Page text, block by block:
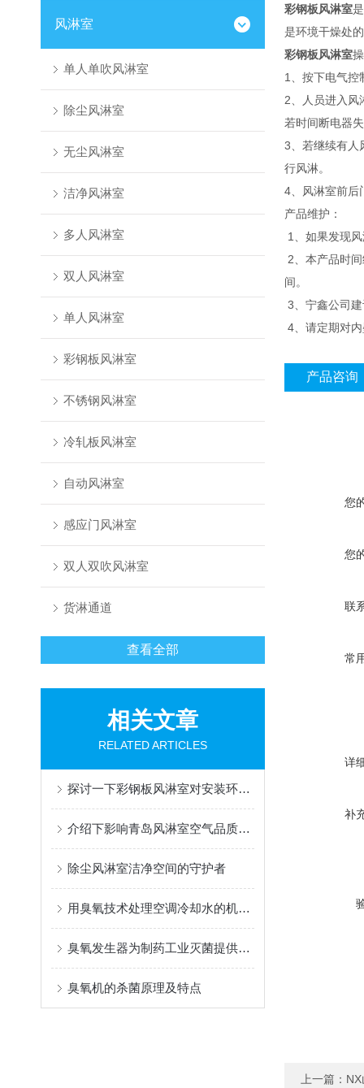
风淋室
单人单吹风淋室
除尘风淋室
无尘风淋室
洁净风淋室
多人风淋室
双人风淋室
单人风淋室
彩钢板风淋室
不锈钢风淋室
冷轧板风淋室
自动风淋室
感应门风淋室
双人双吹风淋室
货淋通道
查看全部
相关文章
RELATED ARTICLES
探讨一下彩钢板风淋室对安装环境有哪些要求
介绍下影响青岛风淋室空气品质的几个要素
除尘风淋室洁净空间的守护者
用臭氧技术处理空调冷却水的机理及设计方法
臭氧发生器为制药工业灭菌提供了有力工具，如何正确操作
臭氧机的杀菌原理及特点
彩钢板风淋室
是环境干燥处
彩钢板风淋室
1、按下电气控
2、人员进入风
若时间断电器
3、若继续有人
行风淋。
4、风淋室前后
产品维护：
1、如果发现
2、本产品时
间。
3、宁鑫公司
4、请定期对
产品咨询
您
您
联
常
详
补
上一篇：